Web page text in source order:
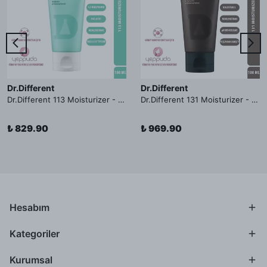
Dr.Different
Dr.Different 113 Moisturizer - Yağlı ve Hassas Cilt Tipleri İçin Yağ Asidi İçerikli Nemlendirici Krem
₺ 829.90
Dr.Different
Dr.Different 131 Moisturizer - Yaşlanma ve Kırışıklık Karşıtı Kolesterol İçerikli Nemlendirici Krem
₺ 969.90
Hesabım
Kategoriler
Kurumsal